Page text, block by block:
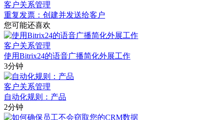
客户关系管理
重复发票：创建并发送给客户
您可能还喜欢
客户关系管理
使用Bitrix24的语音广播简化外展工作
3分钟
客户关系管理
自动化规则：产品
2分钟